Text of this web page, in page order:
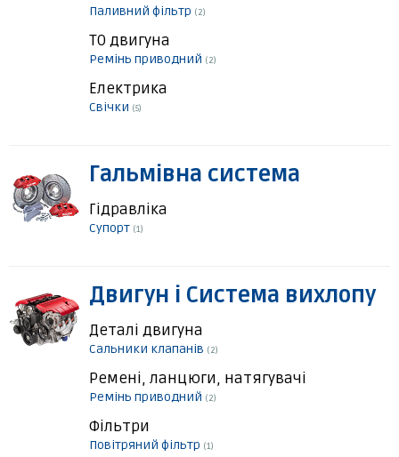
Паливний фільтр (2)
ТО двигуна
Ремінь приводний (2)
Електрика
Свічки (5)
Гальмівна система
Гідравліка
Супорт (1)
Двигун і Система вихлопу
Деталі двигуна
Сальники клапанів (2)
Ремені, ланцюги, натягувачі
Ремінь приводний (2)
Фільтри
Повітряний фільтр (1)